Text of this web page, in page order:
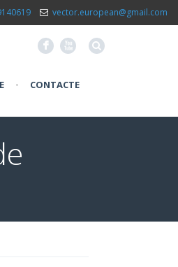
vector.european@gmail.com
F X
• CONTACTE